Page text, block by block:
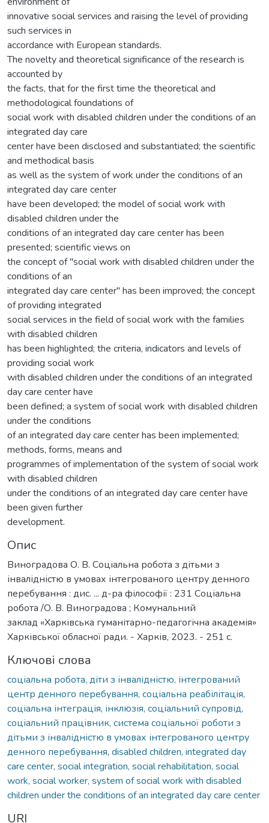
innovative social services and raising the level of providing
such services in
accordance with European standards.
The novelty and theoretical significance of the research is
accounted by
the facts, that for the first time the theoretical and
methodological foundations of
social work with disabled children under the conditions of an
integrated day care
center have been disclosed and substantiated; the scientific
and methodical basis
as well as the system of work under the conditions of an
integrated day care center
have been developed; the model of social work with
disabled children under the
conditions of an integrated day care center has been
presented; scientific views on
the concept of "social work with disabled children under the
conditions of an
integrated day care center" has been improved; the concept
of providing integrated
social services in the field of social work with the families
with disabled children
has been highlighted; the criteria, indicators and levels of
providing social work
with disabled children under the conditions of an integrated
day care center have
been defined; a system of social work with disabled children
under the conditions
of an integrated day care center has been implemented;
methods, forms, means and
programmes of implementation of the system of social work
with disabled children
under the conditions of an integrated day care center have
been given further
development.
Опис
Виноградова О. В. Соціальна робота з дітьми з
інвалідністю в умовах інтегрованого центру денного
перебування : дис. ... д-ра філософії : 231 Соціальна
робота /О. В. Виноградова ; Комунальний
заклад «Харківська гуманітарно-педагогічна академія»
Харківської обласної ради. - Харків, 2023. - 251 с.
Ключові слова
соціальна робота, діти з інвалідністю, інтегрований
центр денного перебування, соціальна реабілітація,
соціальна інтеграція, інклюзія, соціальний супровід,
соціальний працівник, система соціальної роботи з
дітьми з інвалідністю в умовах інтегрованого центру
денного перебування, disabled children, integrated day
care center, social integration, social rehabilitation, social
work, social worker, system of social work with disabled
children under the conditions of an integrated day care center
URI